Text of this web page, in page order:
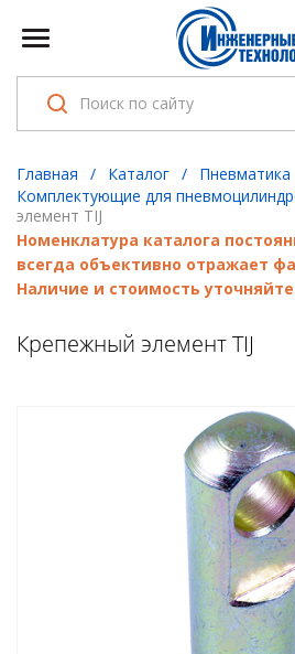
Главная / Каталог / Пневматика
Комплектующие для
элемент TIJ
Номенклатура каталога
всегда объективно отражает
Наличие и стоимость
Крепежный элемент TIJ